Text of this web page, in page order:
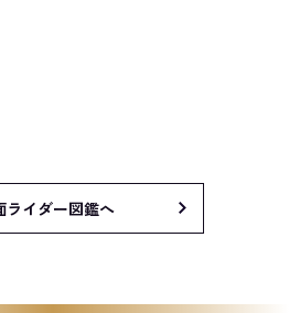
ライダー図鑑へ